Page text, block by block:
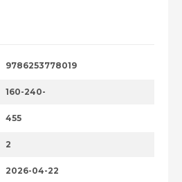
9786253778019
160-240-
455
2
2026-04-22